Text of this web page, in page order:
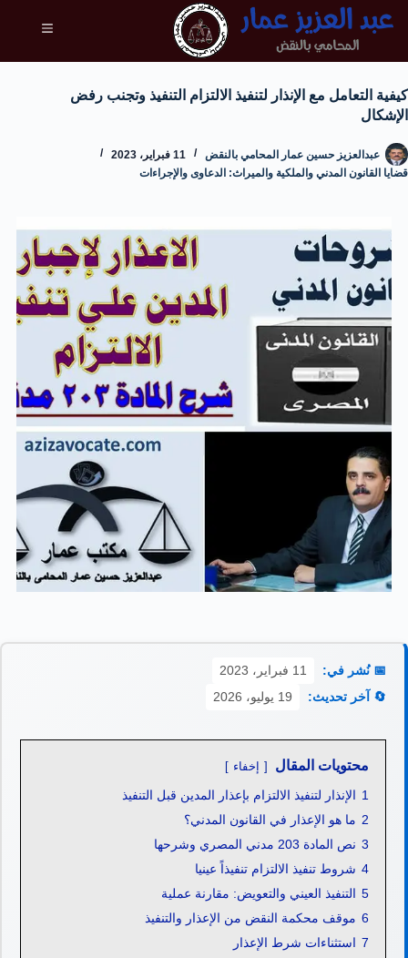
كيفية التعامل مع الإنذار لتنفيذ الالتزام التنفيذ وتجنب رفض
الإشكال
عبدالعزيز حسين عمار المحامي بالنقض
11 فبراير، 2023
قضايا القانون المدني والملكية والميراث: الدعاوى والإجراءات
📅 نُشر في:
11 فبراير، 2023
🔄 آخر تحديث:
19 يوليو، 2026
محتويات المقال إخفاء
1 الإنذار لتنفيذ الالتزام بإعذار المدين قبل التنفيذ
2 ما هو الإعذار في القانون المدني؟
3 نص المادة 203 مدني المصري وشرحها
4 شروط تنفيذ الالتزام تنفيذاً عينيا
5 التنفيذ العيني والتعويض: مقارنة عملية
6 موقف محكمة النقض من الإعذار والتنفيذ
7 استثناءات شرط الإعذار